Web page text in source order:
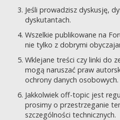
Jeśli prowadzisz dyskusję,
dyskutantach.
Wszelkie publikowane na
nie tylko z dobrymi
Wklejane treści czy linki do
mogą naruszać praw
ochrony danych osobowych.
Jakkolwiek off-topic jest
prosimy o przestrzeganie
szczególności technicznych.